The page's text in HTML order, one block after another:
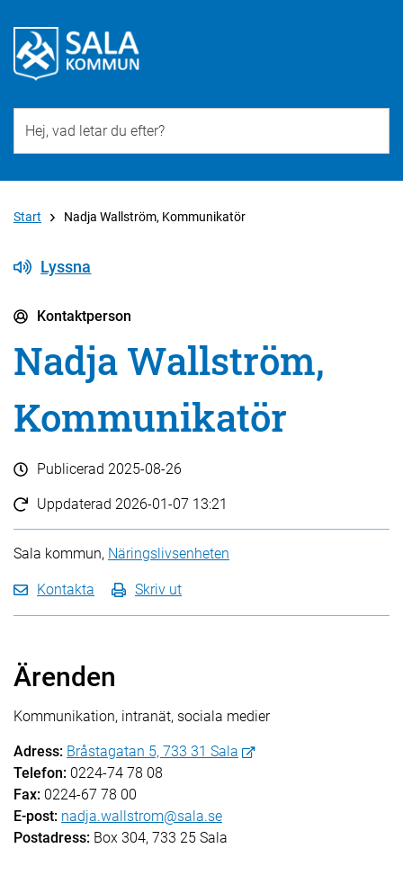
Start Nadja Wallström, Kommunikatör
Lyssna
Kontaktperson
Nadja Wallström,
Kommunikatör
Publicerad 2025-08-26
Uppdaterad 2026-01-07 13:21
Sala kommun, Näringslivsenheten
Kontakta Skriv ut
Ärenden
Kommunikation, intranät, sociala medier
Adress: Bråstagatan 5, 733 31 Sala
Telefon: 0224-74 78 08
Fax: 0224-67 78 00
E-post: nadja.wallstrom@sala.se
Postadress: Box 304, 733 25 Sala